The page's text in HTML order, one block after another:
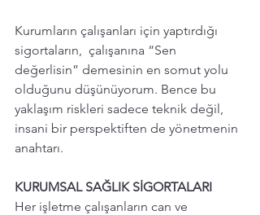
Kurumların çalışanları için yaptırdığı
sigortaların,  çalışanına “Sen
değerlisin” demesinin en somut yolu
olduğunu düşünüyorum. Bence bu
yaklaşım riskleri sadece teknik değil,
insani bir perspektiften de yönetmenin
anahtarı.
KURUMSAL SAĞLIK SİGORTALARI
Her işletme çalışanların can ve